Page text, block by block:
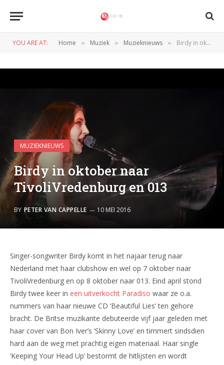
YOU ARE AT: Home » Muziek » Muzieknieuws » Birdy in oktober naar TivoliVredenburg en 013
MUZIEKNIEUWS
Birdy in oktober naar
TivoliVredenburg en 013
BY PETER VAN CAPPELLE 10 MEI 2016
Singer-songwriter Birdy komt in het najaar terug naar
Nederland met haar clubshow en wel op 7 oktober naar
TivoliVredenburg en op 8 oktober naar 013. Eind april stond
Birdy twee keer in een uitverkocht Paradiso waar ze o.a.
nummers van haar nieuwe CD ‘Beautiful Lies’ ten gehore
bracht. De Britse muzikante debuteerde vijf jaar geleden met
haar cover van Bon Iver’s ‘Skinny Love’ en timmert sindsdien
hard aan de weg met prachtig eigen materiaal. Haar single
‘Keeping Your Head Up’ bestormt de hitlijsten en wordt